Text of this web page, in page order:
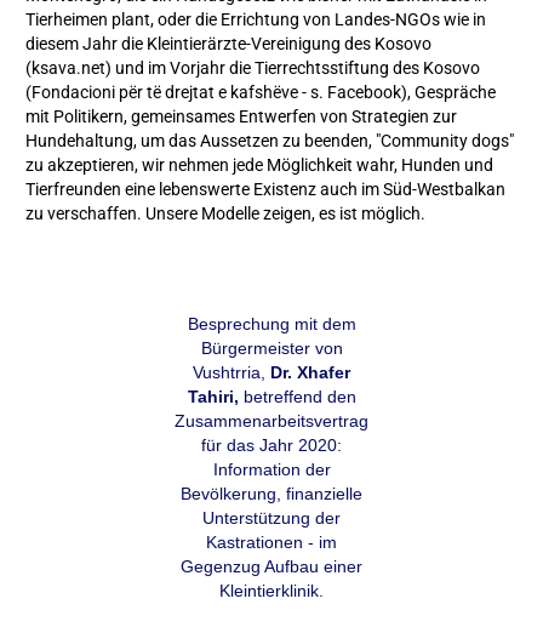
Tierheimen plant, oder die Errichtung von Landes-NGOs wie in
diesem Jahr die Kleintierärzte-Vereinigung des Kosovo
(ksava.net) und im Vorjahr die Tierrechtsstiftung des Kosovo
(Fondacioni për të drejtat e kafshëve - s. Facebook), Gespräche
mit Politikern, gemeinsames Entwerfen von Strategien zur
Hundehaltung, um das Aussetzen zu beenden, "Community dogs"
zu akzeptieren, wir nehmen jede Möglichkeit wahr, Hunden und
Tierfreunden eine lebenswerte Existenz auch im Süd-Westbalkan
zu verschaffen. Unsere Modelle zeigen, es ist möglich.
Besprechung mit dem
Bürgermeister von
Vushtrria, Dr. Xhafer
Tahiri, betreffend den
Zusammenarbeitsvertrag
für das Jahr 2020:
Information der
Bevölkerung, finanzielle
Unterstützung der
Kastrationen - im
Gegenzug Aufbau einer
Kleintierklinik.